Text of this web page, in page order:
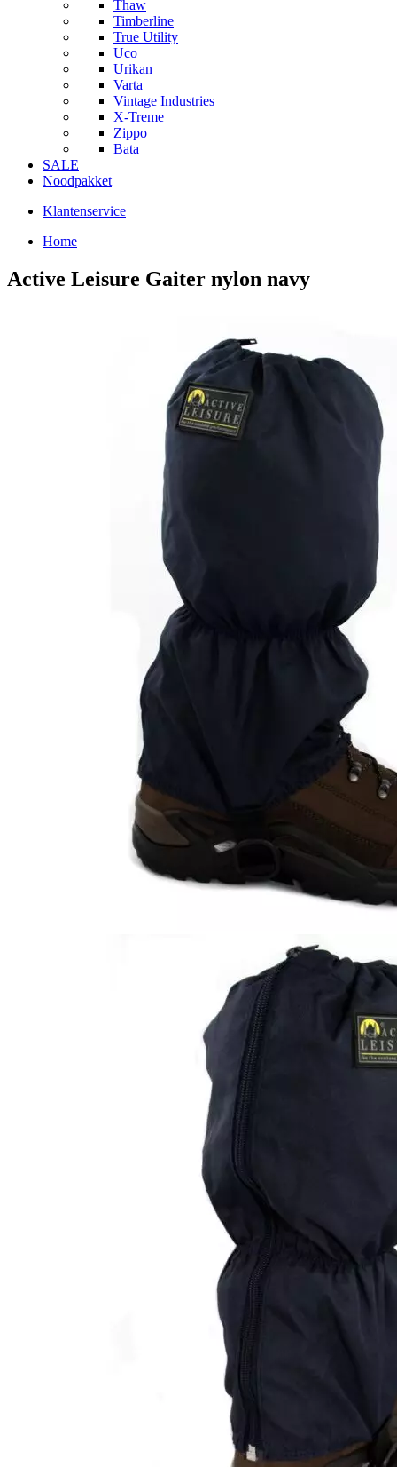
Thaw
Timberline
True Utility
Uco
Urikan
Varta
Vintage Industries
X-Treme
Zippo
Bata
SALE
Noodpakket
Klantenservice
Home
Active Leisure Gaiter nylon navy